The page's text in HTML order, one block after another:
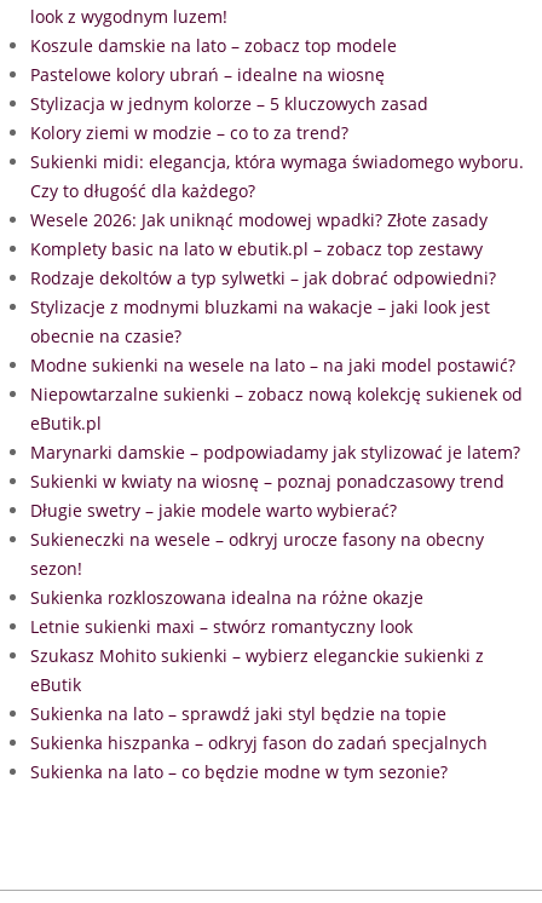
look z wygodnym luzem!
Koszule damskie na lato – zobacz top modele
Pastelowe kolory ubrań – idealne na wiosnę
Stylizacja w jednym kolorze – 5 kluczowych zasad
Kolory ziemi w modzie – co to za trend?
Sukienki midi: elegancja, która wymaga świadomego wyboru.
Czy to długość dla każdego?
Wesele 2026: Jak uniknąć modowej wpadki? Złote zasady
Komplety basic na lato w ebutik.pl – zobacz top zestawy
Rodzaje dekoltów a typ sylwetki – jak dobrać odpowiedni?
Stylizacje z modnymi bluzkami na wakacje – jaki look jest
obecnie na czasie?
Modne sukienki na wesele na lato – na jaki model postawić?
Niepowtarzalne sukienki – zobacz nową kolekcję sukienek od
eButik.pl
Marynarki damskie – podpowiadamy jak stylizować je latem?
Sukienki w kwiaty na wiosnę – poznaj ponadczasowy trend
Długie swetry – jakie modele warto wybierać?
Sukieneczki na wesele – odkryj urocze fasony na obecny
sezon!
Sukienka rozkloszowana idealna na różne okazje
Letnie sukienki maxi – stwórz romantyczny look
Szukasz Mohito sukienki – wybierz eleganckie sukienki z
eButik
Sukienka na lato – sprawdź jaki styl będzie na topie
Sukienka hiszpanka – odkryj fason do zadań specjalnych
Sukienka na lato – co będzie modne w tym sezonie?